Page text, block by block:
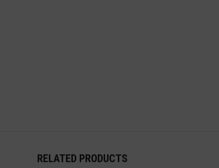
RELATED PRODUCTS